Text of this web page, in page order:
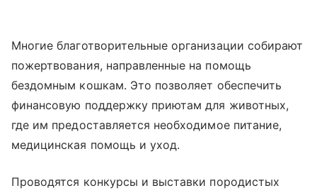
Многие благотворительные организации собирают
пожертвования, направленные на помощь
бездомным кошкам. Это позволяет обеспечить
финансовую поддержку приютам для животных,
где им предоставляется необходимое питание,
медицинская помощь и уход.
Проводятся конкурсы и выставки породистых